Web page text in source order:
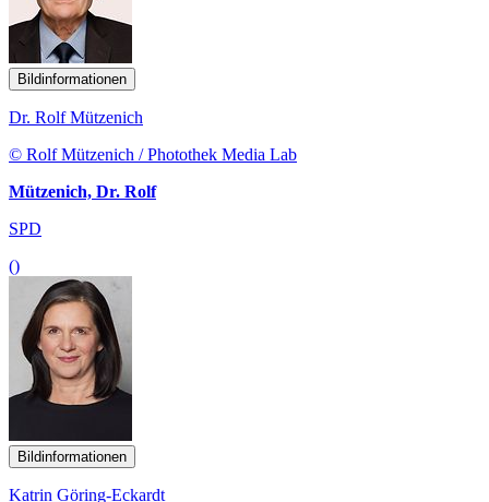
Bildinformationen
Dr. Rolf Mützenich
© Rolf Mützenich / Photothek Media Lab
Mützenich, Dr. Rolf
SPD
()
Bildinformationen
Katrin Göring-Eckardt